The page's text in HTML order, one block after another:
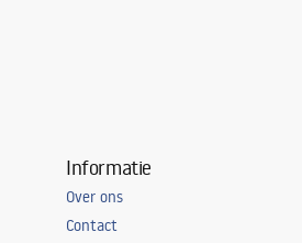
Informatie
Over ons
Contact